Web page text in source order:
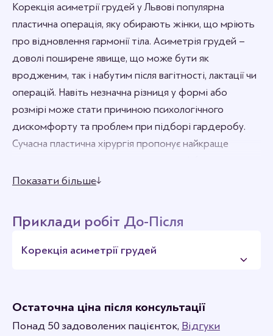
Корекція асиметрії грудей у Львові популярна
пластична операція, яку обирають жінки, що мріють
про відновлення гармонії тіла. Асиметрія грудей –
доволі поширене явище, що може бути як
вродженим, так і набутим після вагітності, лактації чи
операцій. Навіть незначна різниця у формі або
розмірі може стати причиною психологічного
дискомфорту та проблем при підборі гардеробу.
Сучасна пластична хірургія пропонує найкраще
природності з допомогою пластики.
Показати більше
Приклади робіт До-Після
Корекція асиметрії грудей
Остаточна ціна після консультації
Понад 50 задоволених пацієнток, Відгуки